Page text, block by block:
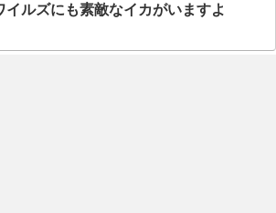
イルズにも素敵なイカがいますよ